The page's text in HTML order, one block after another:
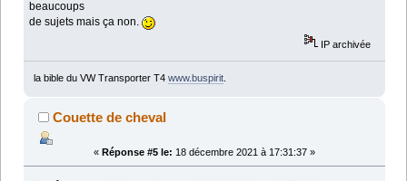
beaucoups
de sujets mais ça non.
IP archivée
la bible du VW Transporter T4 www.buspirit.
Couette de cheval
« Réponse #5 le: 18 décembre 2021 à 17:31:37 »